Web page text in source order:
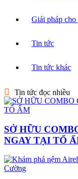
Giải pháp
Tin tức
Tin tức khác
Tin tức đọc nhiều
SỞ HỮU
NGAY TẠI TỔ